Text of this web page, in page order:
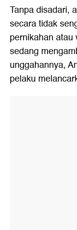
Tanpa disadari,
secara tidak
pernikahan
sedang
unggahannya,
pelaku